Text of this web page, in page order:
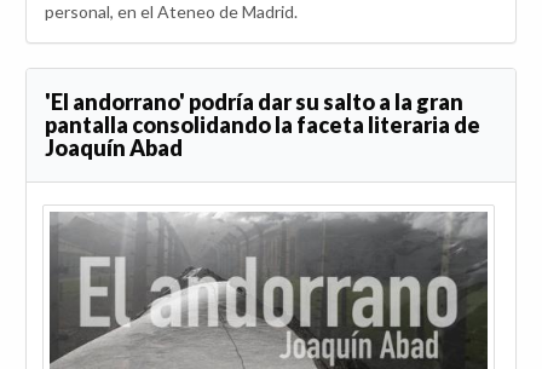
personal, en el Ateneo de Madrid.
'El andorrano' podría dar su salto a la gran
pantalla consolidando la faceta literaria de
Joaquín Abad